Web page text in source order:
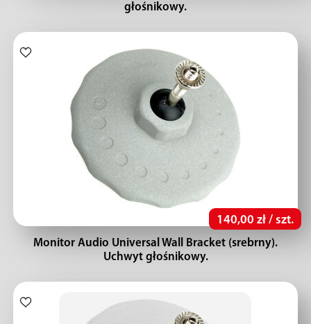
głośnikowy.
140,00 zł / szt.
Monitor Audio Universal Wall Bracket (srebrny).
Uchwyt głośnikowy.